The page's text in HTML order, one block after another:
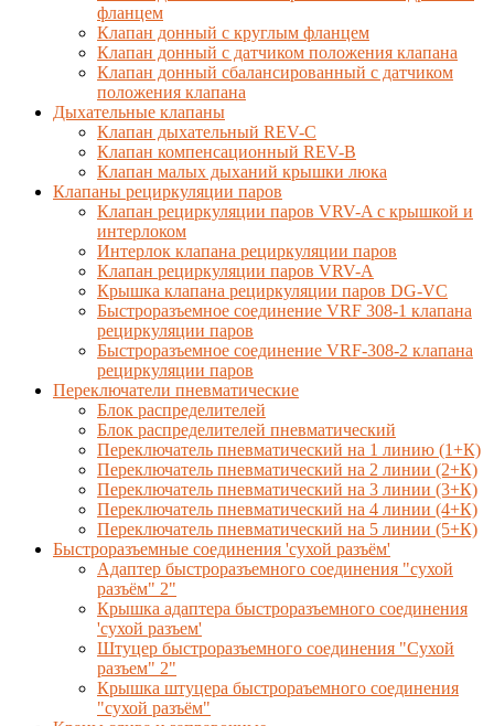
фланцем
Клапан донный с круглым фланцем
Клапан донный с датчиком положения клапана
Клапан донный сбалансированный с датчиком
положения клапана
Дыхательные клапаны
Клапан дыхательный REV-C
Клапан компенсационный REV-B
Клапан малых дыханий крышки люка
Клапаны рециркуляции паров
Клапан рециркуляции паров VRV-A с крышкой и
интерлоком
Интерлок клапана рециркуляции паров
Клапан рециркуляции паров VRV-A
Крышка клапана рециркуляции паров DG-VC
Быстроразъемное соединение VRF 308-1 клапана
рециркуляции паров
Быстроразъемное соединение VRF-308-2 клапана
рециркуляции паров
Переключатели пневматические
Блок распределителей
Блок распределителей пневматический
Переключатель пневматический на 1 линию (1+К)
Переключатель пневматический на 2 линии (2+К)
Переключатель пневматический на 3 линии (3+К)
Переключатель пневматический на 4 линии (4+К)
Переключатель пневматический на 5 линии (5+К)
Быстроразъемные соединения 'сухой разъём'
Адаптер быстроразъемного соединения "сухой
разъём" 2"
Крышка адаптера быстроразъемного соединения
'сухой разъем'
Штуцер быстроразъемного соединения "Сухой
разъем" 2"
Крышка штуцера быстрораъемного соединения
"сухой разъём"